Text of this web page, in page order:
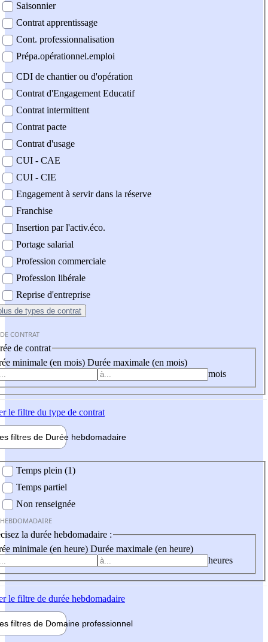
Saisonnier
Contrat apprentissage
Cont. professionnalisation
Prépa.opérationnel.emploi
CDI de chantier ou d'opération
Contrat d'Engagement Educatif
Contrat intermittent
Contrat pacte
Contrat d'usage
CUI - CAE
CUI - CIE
Engagement à servir dans la réserve
Franchise
Insertion par l'activ.éco.
Portage salarial
Profession commerciale
Profession libérale
Reprise d'entreprise
de types de contrat
CONTRAT
de contrat
minimale (en mois) Durée maximale (en mois)
mois
le filtre du type de contrat
filtres de Durée hebdomadaire
Temps plein (1)
Temps partiel
Non renseignée
la durée hebdomadaire :
minimale (en heure) Durée maximale (en heure)
heures
le filtre de durée hebdomadaire
filtres de Domaine professionnel